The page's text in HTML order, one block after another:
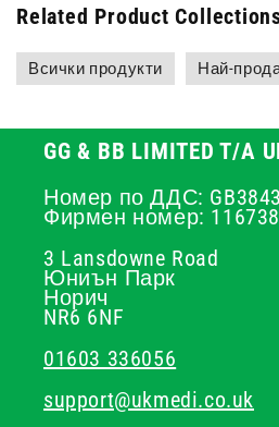
Related Product
Всички продукти Най-
GG & BB LIMITED T/A
Номер по ДДС:
Фирмен номер:
3 Lansdowne Road
Юниън Парк
Норич
NR6 6NF
01603 336056
support@ukmedi.co.uk